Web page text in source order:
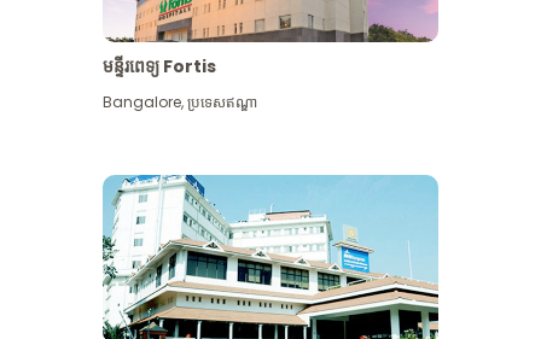
មន្ទីរពេទ្យ Fortis
Bangalore,ប្រទេសឥណ្ឌា